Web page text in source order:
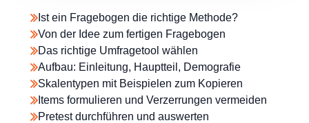
Ist ein Fragebogen die richtige Methode?
Von der Idee zum fertigen Fragebogen
Das richtige Umfragetool wählen
Aufbau: Einleitung, Hauptteil, Demografie
Skalentypen mit Beispielen zum Kopieren
Items formulieren und Verzerrungen vermeiden
Pretest durchführen und auswerten